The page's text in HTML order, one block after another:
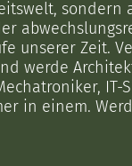
sondern
unserer Zeit.
werde
IT-
in einem.